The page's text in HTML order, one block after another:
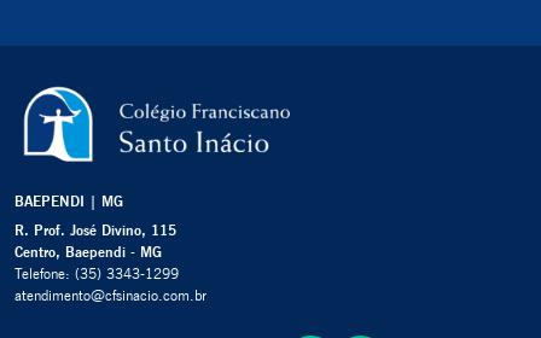
BAEPENDI | MG
R. Prof. José Divino, 115
Centro, Baependi - MG
Telefone: (35) 3343-1299
atendimento@cfsinacio.com.br